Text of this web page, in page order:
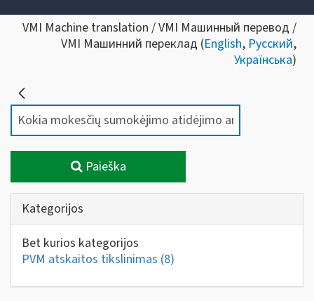
VMI Machine translation / VMI Машинный перевод /
VMI Машинний переклад (English, Русский,
Українська)
Paieška
Kategorijos
Bet kurios kategorijos
PVM atskaitos tikslinimas (8)